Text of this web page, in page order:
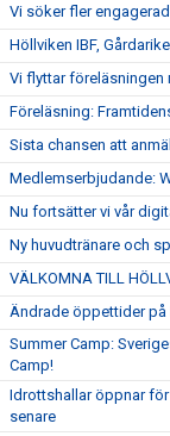
Vi söker fler
Höllviken IBF,
Vi flyttar föreläsningen
Föreläsning:
Sista chansen att
Medlemserbjudande:
Nu fortsätter vi vår
Ny huvudtränare och
VÄLKOMNA TILL
Ändrade öppettider på
Summer Camp:
Camp!
Idrottshallar öppnar
senare